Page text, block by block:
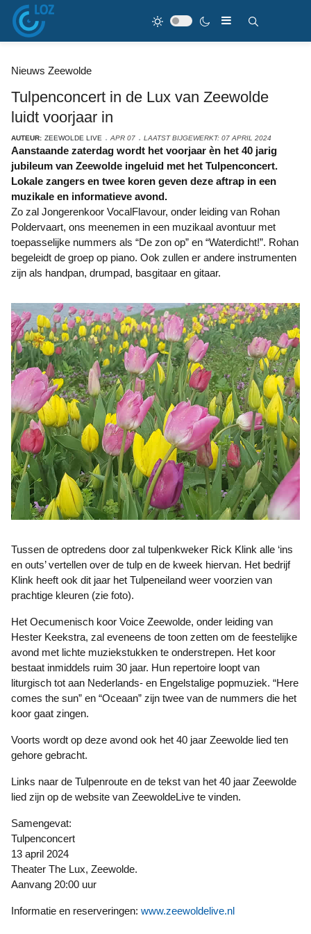
Nieuws Zeewolde
Tulpenconcert in de Lux van Zeewolde
luidt voorjaar in
AUTEUR: ZEEWOLDE LIVE APR 07 LAATST BIJGEWERKT: 07 APRIL 2024
Aanstaande zaterdag wordt het voorjaar èn het 40 jarig
jubileum van Zeewolde ingeluid met het Tulpenconcert.
Lokale zangers en twee koren geven deze aftrap in een
muzikale en informatieve avond.
Zo zal Jongerenkoor VocalFlavour, onder leiding van Rohan
Poldervaart, ons meenemen in een muzikaal avontuur met
toepasselijke nummers als “De zon op” en “Waterdicht!”. Rohan
begeleidt de groep op piano. Ook zullen er andere instrumenten
zijn als handpan, drumpad, basgitaar en gitaar.
Tussen de optredens door zal tulpenkweker Rick Klink alle ‘ins
en outs’ vertellen over de tulp en de kweek hiervan. Het bedrijf
Klink heeft ook dit jaar het Tulpeneiland weer voorzien van
prachtige kleuren (zie foto).
Het Oecumenisch koor Voice Zeewolde, onder leiding van
Hester Keekstra, zal eveneens de toon zetten om de feestelijke
avond met lichte muziekstukken te onderstrepen. Het koor
bestaat inmiddels ruim 30 jaar. Hun repertoire loopt van
liturgisch tot aan Nederlands- en Engelstalige popmuziek. “Here
comes the sun” en “Oceaan” zijn twee van de nummers die het
koor gaat zingen.
Voorts wordt op deze avond ook het 40 jaar Zeewolde lied ten
gehore gebracht.
Links naar de Tulpenroute en de tekst van het 40 jaar Zeewolde
lied zijn op de website van ZeewoldeLive te vinden.
Samengevat:
Tulpenconcert
13 april 2024
Theater The Lux, Zeewolde.
Aanvang 20:00 uur
Informatie en reserveringen: www.zeewoldelive.nl